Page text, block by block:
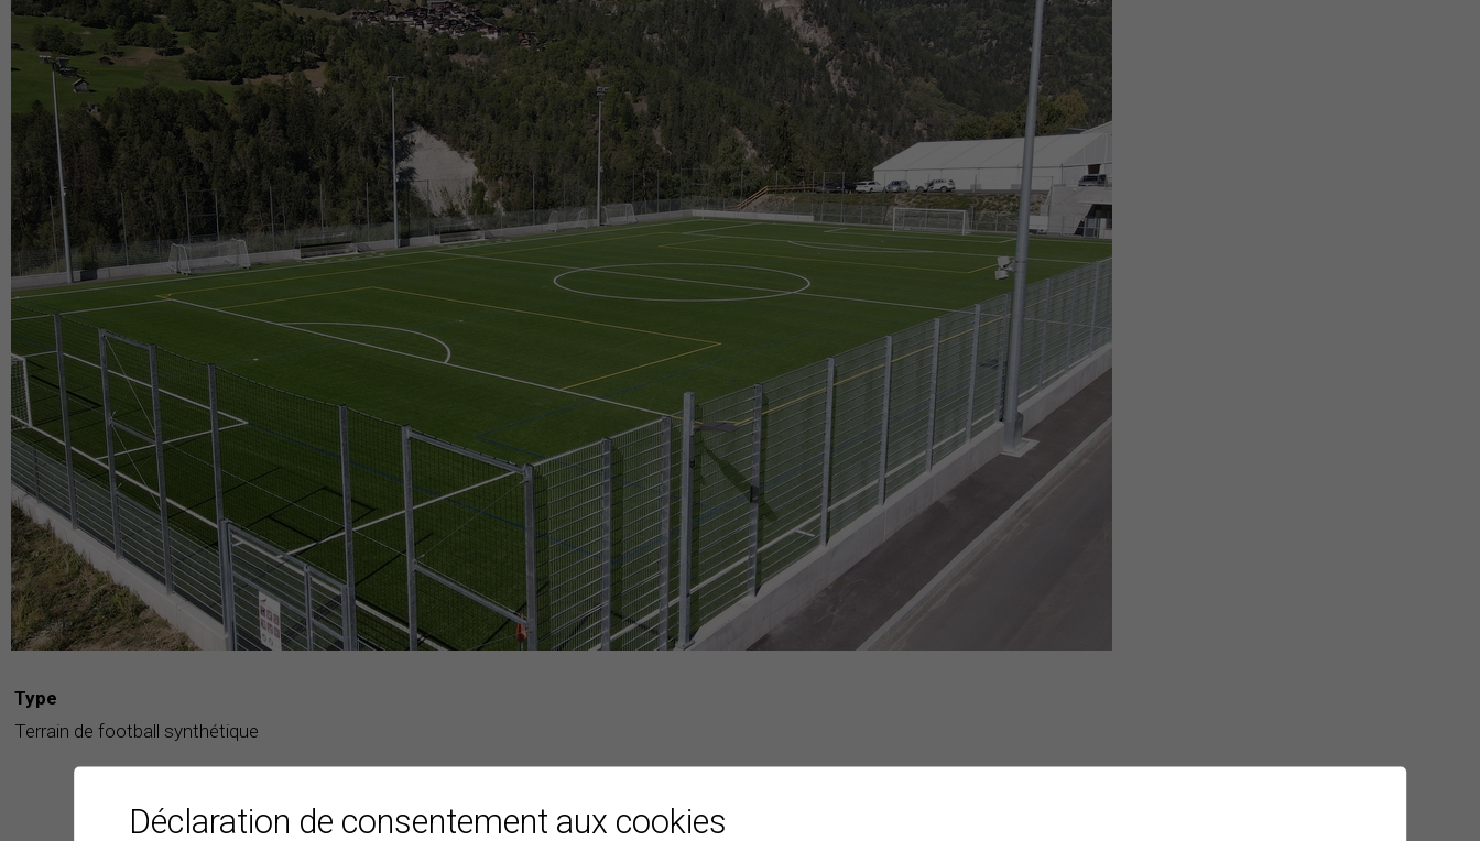
Type
Terrain de football synthétique
Déclaration de consentement aux cookies